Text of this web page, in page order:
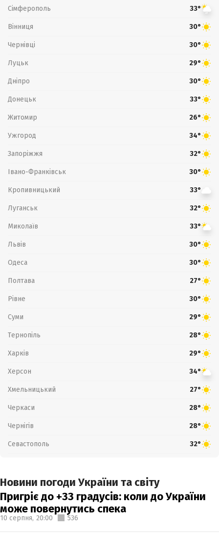
Сімферополь 33°
Вінниця 30°
Чернівці 30°
Луцьк 29°
Дніпро 30°
Донецьк 33°
Житомир 26°
Ужгород 34°
Запоріжжя 32°
Івано-Франківськ 30°
Кропивницький 33°
Луганськ 32°
Миколаїв 33°
Львів 30°
Одеса 30°
Полтава 27°
Рівне 30°
Суми 29°
Тернопіль 28°
Харків 29°
Херсон 34°
Хмельницький 27°
Черкаси 28°
Чернігів 28°
Севастополь 32°
Новини погоди України та світу
Пригріє до +33 градусів: коли до України
може повернутись спека
10 серпня, 20:00 536